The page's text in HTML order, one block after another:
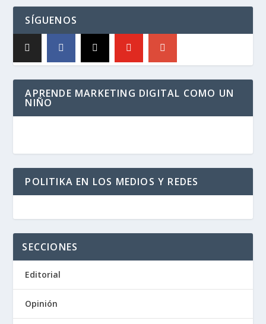
SÍGUENOS
APRENDE MARKETING DIGITAL COMO UN
NIÑO
POLITIKA EN LOS MEDIOS Y REDES
SECCIONES
Editorial
Opinión